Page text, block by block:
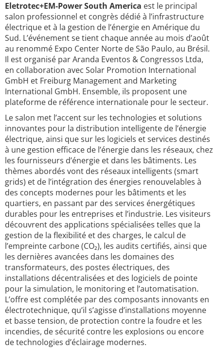
Eletrotec+EM-Power South America est le principal
salon professionnel et congrès dédié à l’infrastructure
électrique et à la gestion de l’énergie en Amérique du
Sud. L’événement se tient chaque année au mois d’août
au renommé Expo Center Norte de São Paulo, au Brésil.
Il est organisé par Aranda Eventos & Congressos Ltda,
en collaboration avec Solar Promotion International
GmbH et Freiburg Management and Marketing
International GmbH. Ensemble, ils proposent une
plateforme de référence internationale pour le secteur.
Le salon met l’accent sur les technologies et solutions
innovantes pour la distribution intelligente de l’énergie
électrique, ainsi que sur les logiciels et services destinés
à une gestion efficace de l’énergie dans les réseaux, chez
les fournisseurs d’énergie et dans les bâtiments. Les
thèmes abordés vont des réseaux intelligents (smart
grids) et de l’intégration des énergies renouvelables à
des concepts modernes pour les bâtiments et les
quartiers, en passant par des services énergétiques
durables pour les entreprises et l’industrie. Les visiteurs
découvrent des applications spécialisées telles que la
gestion de la flexibilité et des charges, le calcul de
l’empreinte carbone (CO₂), les audits certifiés, ainsi que
les dernières avancées dans les domaines des
transformateurs, des postes électriques, des
installations décentralisées et des logiciels de pointe
pour la simulation, le monitoring et l’automatisation.
L’offre est complétée par des composants innovants en
électrotechnique, qu’il s’agisse d’installations moyenne
et basse tension, de protection contre la foudre et les
incendies, de sécurité contre les explosions ou encore
de technologies d’éclairage modernes.